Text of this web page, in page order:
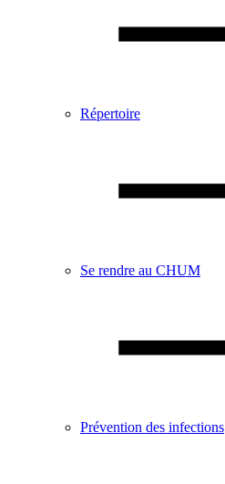
Répertoire
Se rendre au CHUM
Prévention des infections